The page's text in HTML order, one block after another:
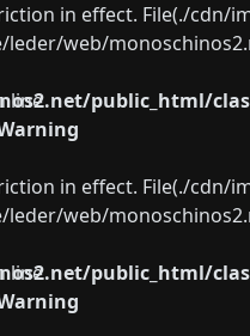
in effect. File(./
web/
public_html/
line
in effect. File(./
web/
public_html/
line